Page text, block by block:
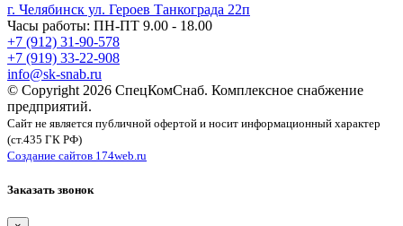
г. Челябинск ул. Героев Танкограда 22п
Часы работы: ПН-ПТ 9.00 - 18.00
+7 (912) 31-90-578
+7 (919) 33-22-908
info@sk-snab.ru
© Copyright 2026 СпецКомСнаб. Комплексное снабжение
предприятий.
Сайт не является публичной офертой и носит информационный характер
(ст.435 ГК РФ)
Создание сайтов 174web.ru
Заказать звонок